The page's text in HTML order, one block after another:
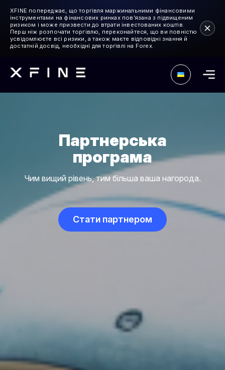
XFINE попереджає, що торгівля маржинальними фінансовими
інструментами на фінансових ринках пов’язана з підвищеним
ризиком і може призвести до втрати інвестованих коштів.
Перш ніж розпочати торгівлю, переконайтеся, що ви повністю
усвідомлюєте всі ризики, а також маєте відповідні знання й
достатній досвід, необхідні для торгівлі на Forex.
Партнерська
програма
Чим вищий рівень, тим більша ваша нагорода.
Стати партнером